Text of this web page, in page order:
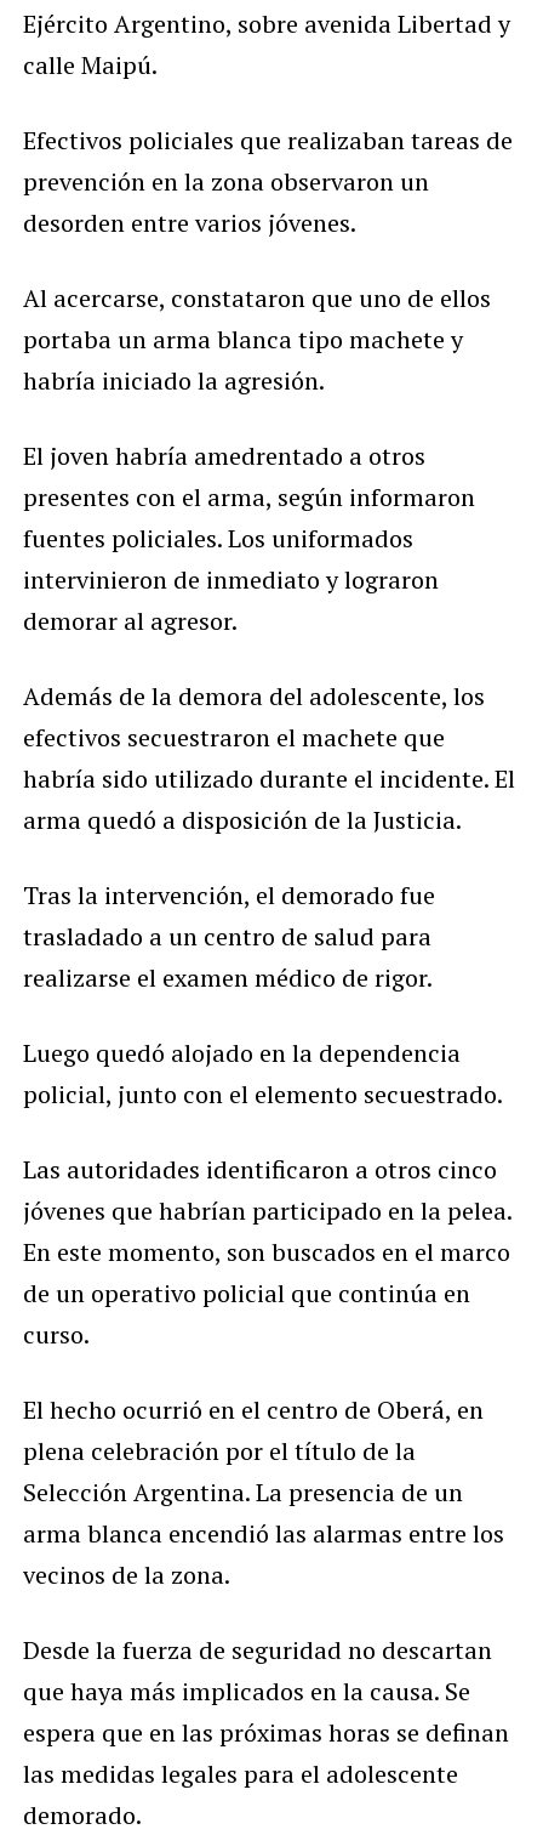
Ejército Argentino, sobre avenida Libertad y
calle Maipú.
Efectivos policiales que realizaban tareas de
prevención en la zona observaron un
desorden entre varios jóvenes.
Al acercarse, constataron que uno de ellos
portaba un arma blanca tipo machete y
habría iniciado la agresión.
El joven habría amedrentado a otros
presentes con el arma, según informaron
fuentes policiales. Los uniformados
intervinieron de inmediato y lograron
demorar al agresor.
Además de la demora del adolescente, los
efectivos secuestraron el machete que
habría sido utilizado durante el incidente. El
arma quedó a disposición de la Justicia.
Tras la intervención, el demorado fue
trasladado a un centro de salud para
realizarse el examen médico de rigor.
Luego quedó alojado en la dependencia
policial, junto con el elemento secuestrado.
Las autoridades identificaron a otros cinco
jóvenes que habrían participado en la pelea.
En este momento, son buscados en el marco
de un operativo policial que continúa en
curso.
El hecho ocurrió en el centro de Oberá, en
plena celebración por el título de la
Selección Argentina. La presencia de un
arma blanca encendió las alarmas entre los
vecinos de la zona.
Desde la fuerza de seguridad no descartan
que haya más implicados en la causa. Se
espera que en las próximas horas se definan
las medidas legales para el adolescente
demorado.